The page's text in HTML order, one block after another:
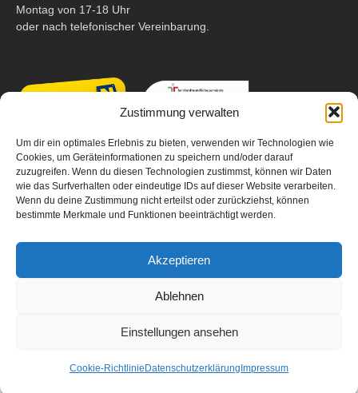
Zustimmung verwalten
Um dir ein optimales Erlebnis zu bieten, verwenden wir Technologien wie
Cookies, um Geräteinformationen zu speichern und/oder darauf
zuzugreifen. Wenn du diesen Technologien zustimmst, können wir Daten
wie das Surfverhalten oder eindeutige IDs auf dieser Website verarbeiten.
Wenn du deine Zustimmung nicht erteilst oder zurückziehst, können
bestimmte Merkmale und Funktionen beeinträchtigt werden.
Akzeptieren
Ablehnen
Einstellungen ansehen
Cookie-Richtlinie Datenschutzerklärung Impressum
Montag von 17-18 Uhr
oder nach telefonischer Vereinbarung.
EmailFacebook